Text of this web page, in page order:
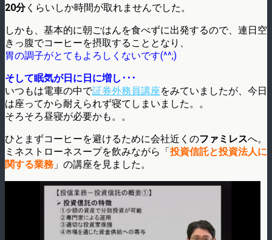
20分くらいしか時間が取れませんでした。
しかも、基本的に朝ごはんを食べずに出発するので、連日空
きっ腹でコーヒーを摂取することとなり、
胃の調子がとてもよろしくないです(^^;)
そして眠気が日に日に増し･･･
いつもは電車の中で証券外務員講座をみていましたが、今日
は座ってから耐えられず寝てしまいました。。
そろそろ昼寝が必要かも。。
ひとまずコーヒーを避けるために会社近くのファミレスへ。
ミネストローネスープを飲みながら「投資信託と投資法人に
関する業務 」の講座を見ました。